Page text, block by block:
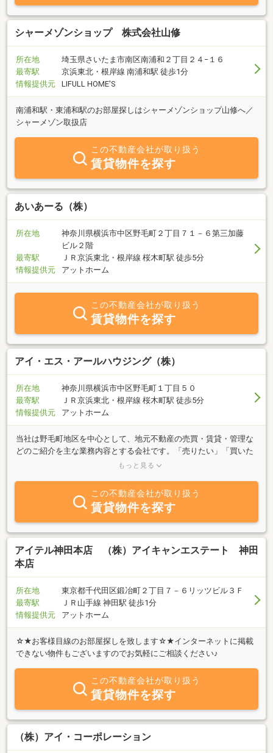
シャーメゾンショップ 株式会社山修
所在地
埼玉県さいたま市南区南浦和２丁目２４−１６
最寄駅
京浜東北・根岸線 南浦和駅 徒歩1分
情報提供元
LIFULL HOME'S
南浦和駅・東浦和駅のお部屋探しはシャーメゾンショップ山修へ／
シャーメゾン取扱店
この不動産会社が取り扱う
賃貸物件を探す
あいあーる（株）
所在地
神奈川県横浜市中区野毛町２丁目７１－６第三加藤
ビル２階
最寄駅
ＪＲ京浜東北・根岸線 桜木町駅 徒歩5分
情報提供元
アットホーム
この不動産会社が取り扱う
賃貸物件を探す
アイ・エス・アールハウジング（株）
所在地
神奈川県横浜市中区野毛町１丁目５０
最寄駅
ＪＲ京浜東北・根岸線 桜木町駅 徒歩5分
情報提供元
アットホーム
当社は野毛町地区を中心として、地元不動産の売買・賃貸・管理な
どのご紹介を主な業務内容とする会社です。「売りたい」「買いた
い」「借りたい」「貸したい」ご希望の方、不動産に関することは
併せた対応を心掛けております。まずはご相談からすべてが始まり
ますので、皆様のお問合せをお待ちしております。
もっと見る
この不動産会社が取り扱う
賃貸物件を探す
アイテル神田本店 （株）アイキャンエステート 神田
本店
所在地
東京都千代田区鍛冶町２丁目７－６リッツビル３Ｆ
最寄駅
ＪＲ山手線 神田駅 徒歩1分
情報提供元
アットホーム
☆★お客様目線のお部屋探しを致します☆★インターネットに掲載
できない物件もございますのでお気軽にご相談ください♪
この不動産会社が取り扱う
賃貸物件を探す
（株）アイ・コーポレーション